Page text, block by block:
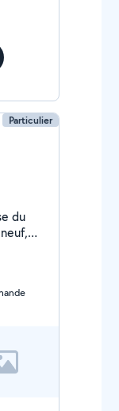
Particulier
euros
02